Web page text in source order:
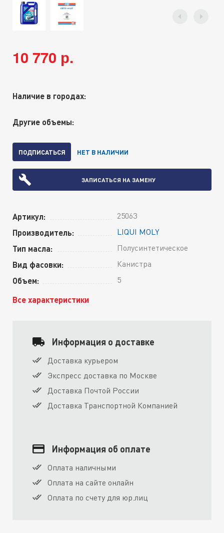
10 770 р.
Наличие в городах:
Другие объемы:
ПОДПИСАТЬСЯ НЕТ В НАЛИЧИИ
ЗАПИСАТЬСЯ НА ЗАМЕНУ
Артикул: 25063
Производитель: LIQUI MOLY
Тип масла: Полусинтетическое
Вид фасовки: Канистра
Объем: 5
Все характеристики
Информация о доставке
Доставка курьером
Экспресс доставка по Москве
Доставка Почтой России
Доставка Транспортной Компанией
Информация об оплате
Оплата наличными
Оплата на сайте онлайн
Оплата по счету для юр.лиц